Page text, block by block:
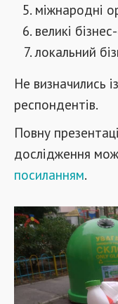
міжнародні
великі
локальний
Не визначились
респондентів.
Повну
дослідження
посиланням.